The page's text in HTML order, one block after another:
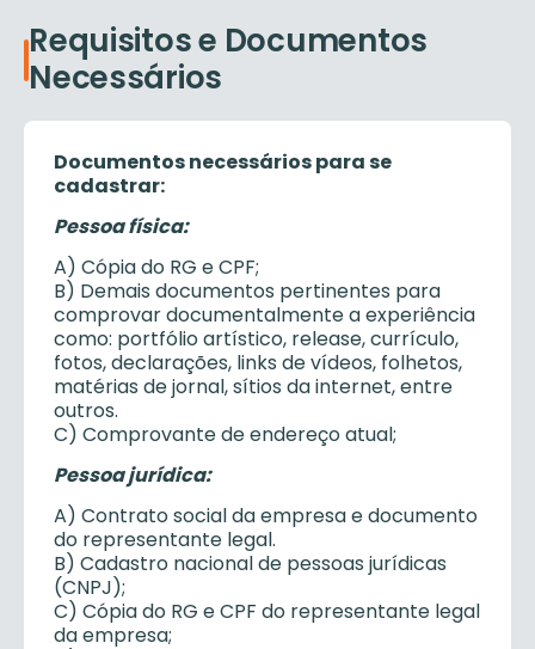
Requisitos e Documentos
Necessários
Documentos necessários para se
cadastrar:
Pessoa física:
A) Cópia do RG e CPF;
B) Demais documentos pertinentes para
comprovar documentalmente a experiência
como: portfólio artístico, release, currículo,
fotos, declarações, links de vídeos, folhetos,
matérias de jornal, sítios da internet, entre
outros.
C) Comprovante de endereço atual;
Pessoa jurídica:
A) Contrato social da empresa e documento
do representante legal.
B) Cadastro nacional de pessoas jurídicas
(CNPJ);
C) Cópia do RG e CPF do representante legal
da empresa;